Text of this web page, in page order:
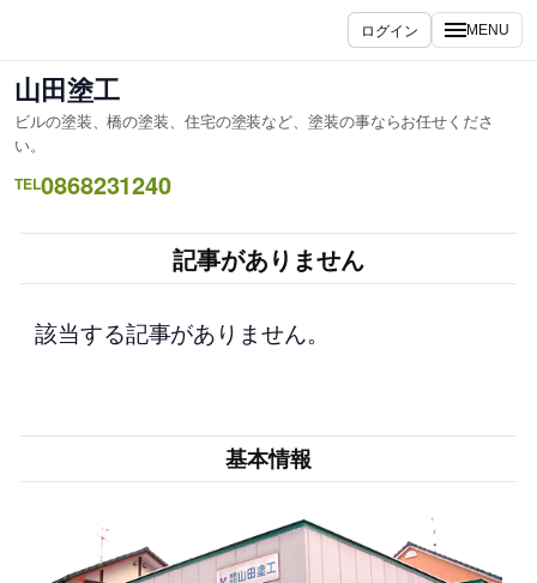
ス
キ
ッ
プ
ログイン MENU
山田塗工
ビルの塗装、橋の塗装、住宅の塗装など、塗装の事ならお任せくださ
い。
TEL0868231240
記事がありません
該当する記事がありません。
基本情報